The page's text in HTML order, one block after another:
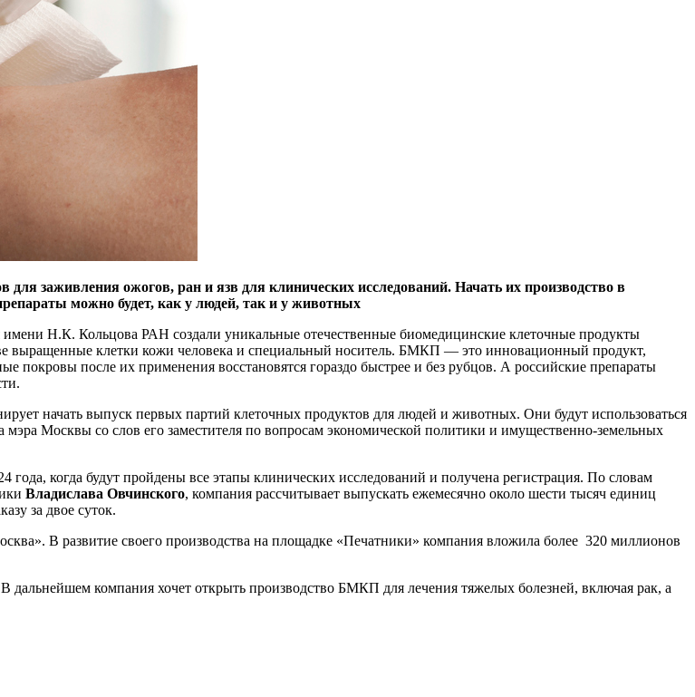
заживления ожогов, ран и язв для клинических исследований. Начать их производство в
можно будет, как у людей, так и у животных
Н.К. Кольцова РАН создали уникальные отечественные биомедицинские клеточные продукты
клетки кожи человека и специальный носитель. БМКП — это инновационный продукт,
после их применения восстановятся гораздо быстрее и без рубцов. А российские препараты
начать выпуск первых партий клеточных продуктов для людей и животных. Они будут использоваться
мэра Москвы со слов его заместителя по вопросам экономической политики и имущественно-земельных
когда будут пройдены все этапы клинических исследований и получена регистрация. По словам
Владислава Овчинского, компания рассчитывает выпускать ежемесячно около шести тысяч единиц
за двое суток.
В развитие своего производства на площадке «Печатники» компания вложила более 320 миллионов
компания хочет открыть производство БМКП для лечения тяжелых болезней, включая рак, а